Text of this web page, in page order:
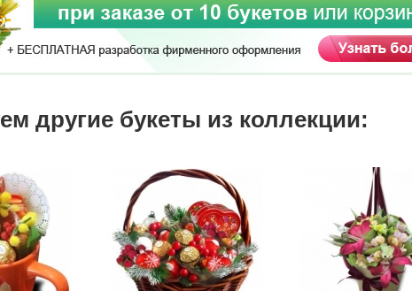
другие букеты из коллекции: